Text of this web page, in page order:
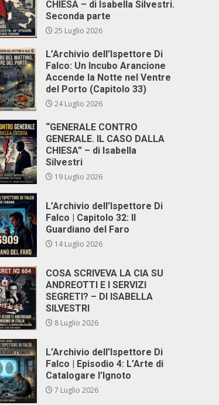
CHIESA – di Isabella Silvestri.
Seconda parte
25 Luglio 2026
L’Archivio dell’Ispettore Di
Falco: Un Incubo Arancione
Accende la Notte nel Ventre
del Porto (Capitolo 33)
24 Luglio 2026
“GENERALE CONTRO
GENERALE. IL CASO DALLA
CHIESA” – di Isabella
Silvestri
19 Luglio 2026
L’Archivio dell’Ispettore Di
Falco | Capitolo 32: Il
Guardiano del Faro
14 Luglio 2026
COSA SCRIVEVA LA CIA SU
ANDREOTTI E I SERVIZI
SEGRETI? – DI ISABELLA
SILVESTRI
8 Luglio 2026
L’Archivio dell’Ispettore Di
Falco | Episodio 4: L’Arte di
Catalogare l’Ignoto
7 Luglio 2026